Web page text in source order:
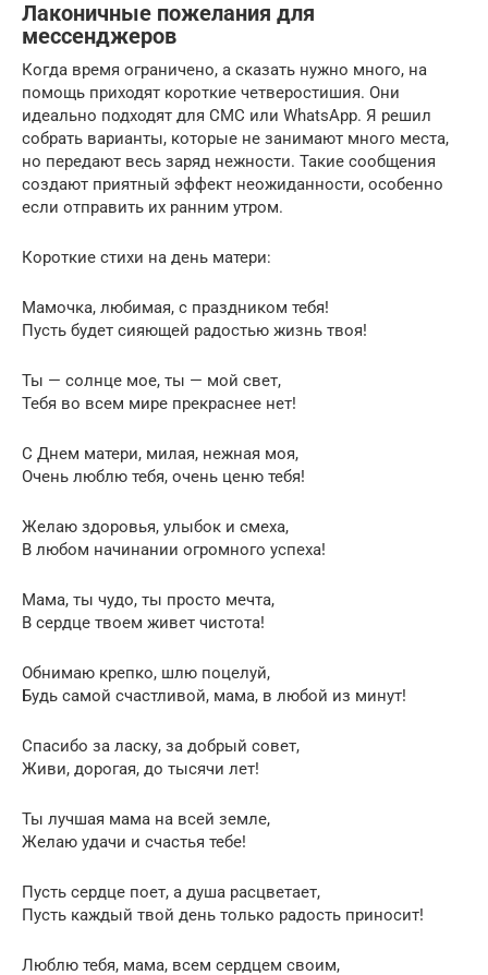
Лаконичные пожелания для
мессенджеров
Когда время ограничено, а сказать нужно много, на
помощь приходят короткие четверостишия. Они
идеально подходят для СМС или WhatsApp. Я решил
собрать варианты, которые не занимают много места,
но передают весь заряд нежности. Такие сообщения
создают приятный эффект неожиданности, особенно
если отправить их ранним утром.
Короткие стихи на день матери:
Мамочка, любимая, с праздником тебя!
Пусть будет сияющей радостью жизнь твоя!
Ты — солнце мое, ты — мой свет,
Тебя во всем мире прекраснее нет!
С Днем матери, милая, нежная моя,
Очень люблю тебя, очень ценю тебя!
Желаю здоровья, улыбок и смеха,
В любом начинании огромного успеха!
Мама, ты чудо, ты просто мечта,
В сердце твоем живет чистота!
Обнимаю крепко, шлю поцелуй,
Будь самой счастливой, мама, в любой из минут!
Спасибо за ласку, за добрый совет,
Живи, дорогая, до тысячи лет!
Ты лучшая мама на всей земле,
Желаю удачи и счастья тебе!
Пусть сердце поет, а душа расцветает,
Пусть каждый твой день только радость приносит!
Люблю тебя, мама, всем сердцем своим,